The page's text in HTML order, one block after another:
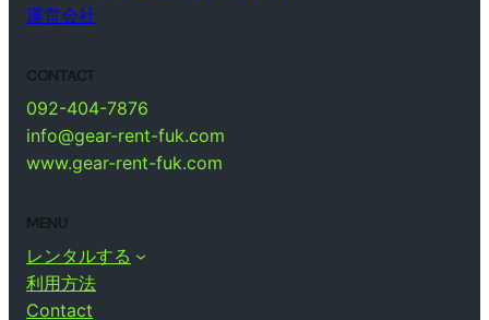
運営会社
CONTACT
092-404-7876
info@gear-rent-fuk.com
www.gear-rent-fuk.com
MENU
レンタルする
利用方法
Contact